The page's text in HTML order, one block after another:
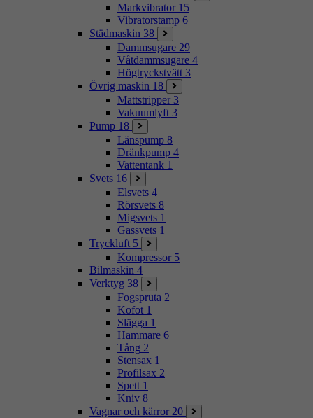
Markvibrator 15
Vibratorstamp 6
Städmaskin 38
Dammsugare 29
Våtdammsugare 4
Högtryckstvätt 3
Övrig maskin 18
Mattstripper 3
Vakuumlyft 3
Pump 18
Länspump 8
Dränkpump 4
Vattentank 1
Svets 16
Elsvets 4
Rörsvets 8
Migsvets 1
Gassvets 1
Tryckluft 5
Kompressor 5
Bilmaskin 4
Verktyg 38
Fogspruta 2
Kofot 1
Slägga 1
Hammare 6
Tång 2
Stensax 1
Profilsax 2
Spett 1
Kniv 8
Vagnar och kärror 20